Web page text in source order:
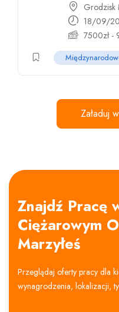
Grodzisk
18/09/
7500zł-
Załaduj
Znajdź Pracę
Ciężarowym
Marzyłeś
Przeglądaj oferty pracy dla
wynagrodzenia, lokalizacji,